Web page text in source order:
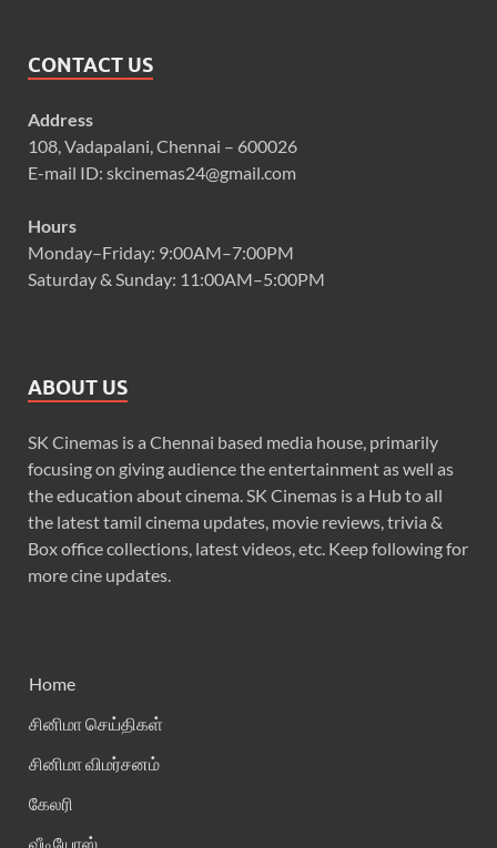
CONTACT US
Address
108, Vadapalani, Chennai – 600026
E-mail ID: skcinemas24@gmail.com
Hours
Monday–Friday: 9:00AM–7:00PM
Saturday & Sunday: 11:00AM–5:00PM
ABOUT US
SK Cinemas is a Chennai based media house, primarily
focusing on giving audience the entertainment as well as
the education about cinema. SK Cinemas is a Hub to all
the latest tamil cinema updates, movie reviews, trivia &
Box office collections, latest videos, etc. Keep following for
more cine updates.
Home
சினிமா செய்திகள்
சினிமா விமர்சனம்
கேலரி
வீடியோஸ்